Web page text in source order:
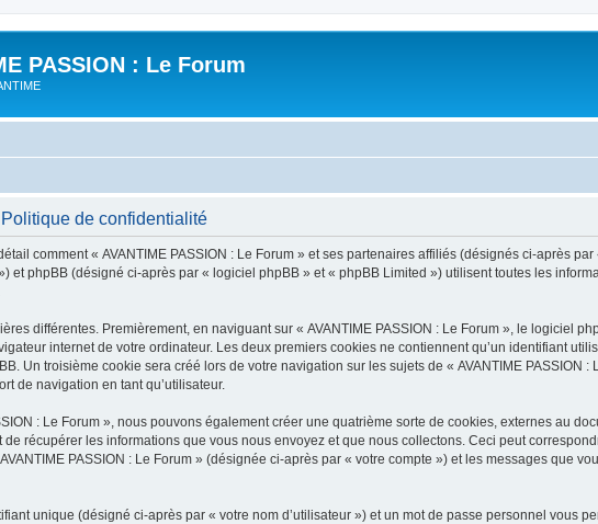
PASSION : Le Forum
de confidentialité
comment « AVANTIME PASSION : Le Forum » et ses partenaires affiliés (désignés ci-après par
et phpBB (désigné ci-après par « logiciel phpBB » et « phpBB Limited ») utilisent toutes les
différentes. Premièrement, en naviguant sur « AVANTIME PASSION : Le Forum », le logiciel
internet de votre ordinateur. Les deux premiers cookies ne contiennent qu’un identifiant
Un troisième cookie sera créé lors de votre navigation sur les sujets de « AVANTIME PASSION
de navigation en tant qu’utilisateur.
: Le Forum », nous pouvons également créer une quatrième sorte de cookies, externes au
récupérer les informations que vous nous envoyez et que nous collectons. Ceci peut
PASSION : Le Forum » (désignée ci-après par « votre compte ») et les messages que
unique (désigné ci-après par « votre nom d’utilisateur ») et un mot de passe personnel vous